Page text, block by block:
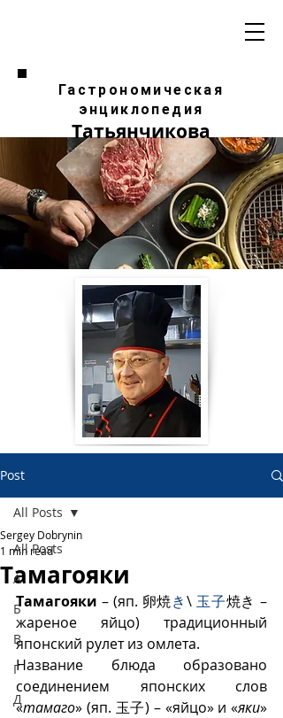
Гастрономическая
энциклопедия
Татьянчикова
Post
All Posts
А
Б
В
Г
Д
All Posts
Тамагояки
Sergey Dobrynin
1 min read
Тамагояки – (яп. 卵焼き\ 玉子焼き –
жареное яйцо) традиционный
японский рулет из омлета.
Название блюда образовано
соединением японских слов
«тамаго» (яп. 玉子) – «яйцо» и «яки»